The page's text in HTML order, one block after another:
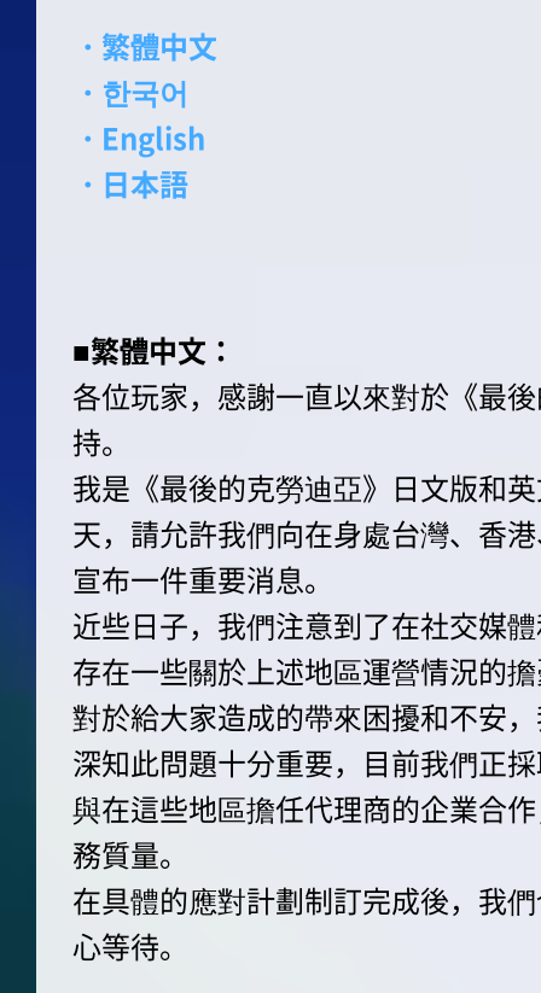
・繁體中文
・한국어
・English
・日本語
■繁體中文：
各位玩家，感謝一直以來對於《最
持。
我是《最後的克勞迪亞》日文版和
天，請允許我們向在身處台灣、香
宣布一件重要消息。
近些日子，我們注意到了在社交媒
存在一些關於上述地區運營情況的
對於給大家造成的帶來困擾和不安
深知此問題十分重要，目前我們正
與在這些地區擔任代理商的企業合
務質量。
在具體的應對計劃制訂完成後，我
心等待。